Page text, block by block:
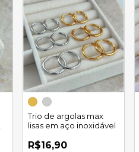
Trio de argolas max
lisas em aço inoxidável
R$16,90